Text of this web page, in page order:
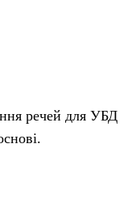
речей для УБД